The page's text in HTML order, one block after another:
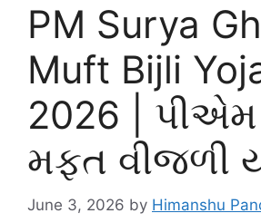
PM Surya
Muft Bijli
2026 | પીએમ
મફત વીજળી
June 3, 2026 by Himanshu